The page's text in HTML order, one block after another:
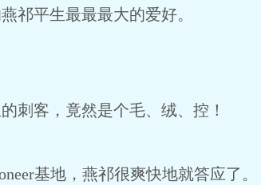
平生最最最大的爱好。
客，竟然是个毛、绒、控！
基地，燕祁很爽快地就答应了。